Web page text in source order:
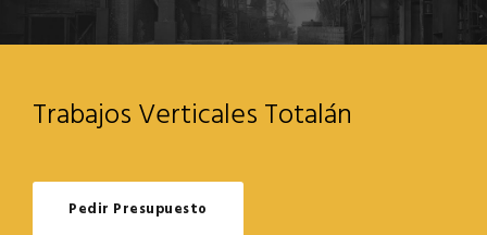
Trabajos Verticales Totalán
Pedir Presupuesto